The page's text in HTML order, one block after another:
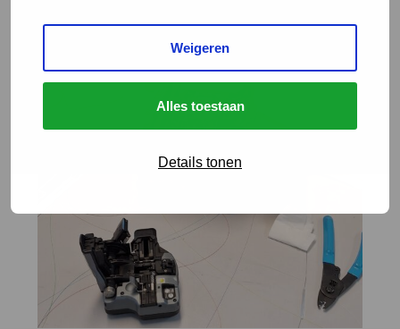
Weigeren
Alles toestaan
Details tonen